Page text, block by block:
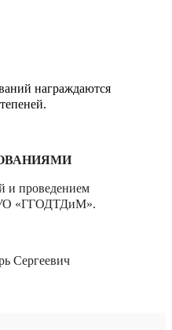
награждаются
и проведением
УО «ГГОДТДиМ».
Сергеевич